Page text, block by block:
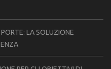
LA SOLUZIONE